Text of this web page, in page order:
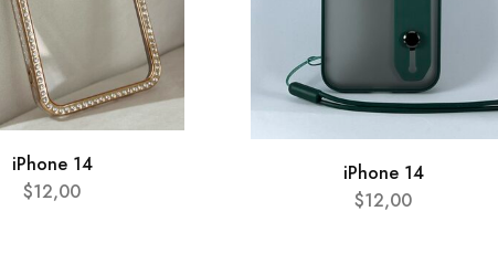
iPhone 14
$12,00
iPhone 14
$12,00